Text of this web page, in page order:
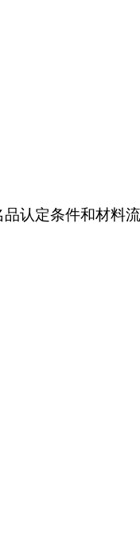
认定条件和材料